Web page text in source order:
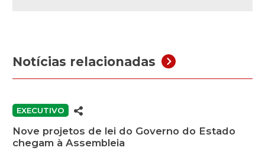
Notícias relacionadas
EXECUTIVO
Nove projetos de lei do Governo do Estado
chegam à Assembleia